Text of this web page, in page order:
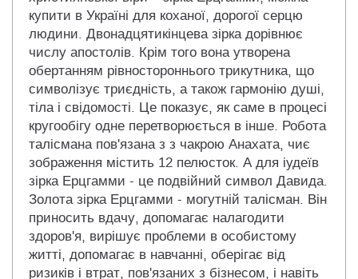
купити в Україні для коханої, дорогої серцю
людини. Двонадцятикінцева зірка дорівнює
числу апостолів. Крім того вона утворена
обертанням рівностороннього трикутника, що
символізує триєдність, а також гармонію душі,
тіла і свідомості. Це показує, як саме в процесі
кругообігу одне перетворюється в інше. Робота
талісмана пов'язана з з чакрою Анахата, чиє
зображення містить 12 пелюсток. А для іудеїв
зірка Ерцгамми - це подвійний символ Давида.
Золота зірка Ерцгамми - могутній талісман. Він
приносить вдачу, допомагає налагодити
здоров'я, вирішує проблеми в особистому
житті, допомагає в навчанні, оберігає від
ризиків і втрат, пов'язаних з бізнесом, і навіть